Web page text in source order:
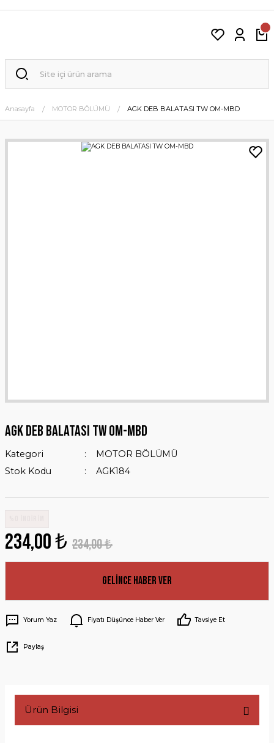
Anasayfa MOTOR BÖLÜMÜ AGK DEB BALATASI TW OM-MBD
AGK DEB BALATASI TW OM-MBD
Kategori
MOTOR BÖLÜMÜ
Stok Kodu
AGK184
234,00 ₺ 234,00 ₺
Gelince Haber Ver
Yorum Yaz Fiyatı Düşünce Haber Ver Tavsiye Et
Paylaş
Ürün Bilgisi